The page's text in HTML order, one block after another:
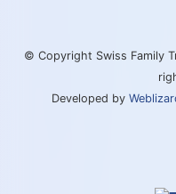
© Copyright Swiss Family
Developed by